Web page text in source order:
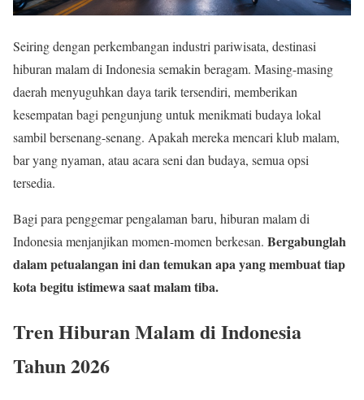
Seiring dengan perkembangan industri pariwisata, destinasi
hiburan malam di Indonesia semakin beragam. Masing-masing
daerah menyuguhkan daya tarik tersendiri, memberikan
kesempatan bagi pengunjung untuk menikmati budaya lokal
sambil bersenang-senang. Apakah mereka mencari klub malam,
bar yang nyaman, atau acara seni dan budaya, semua opsi
tersedia.
Bagi para penggemar pengalaman baru, hiburan malam di
Indonesia menjanjikan momen-momen berkesan. Bergabunglah
dalam petualangan ini dan temukan apa yang membuat tiap
kota begitu istimewa saat malam tiba.
Tren Hiburan Malam di Indonesia
Tahun 2026